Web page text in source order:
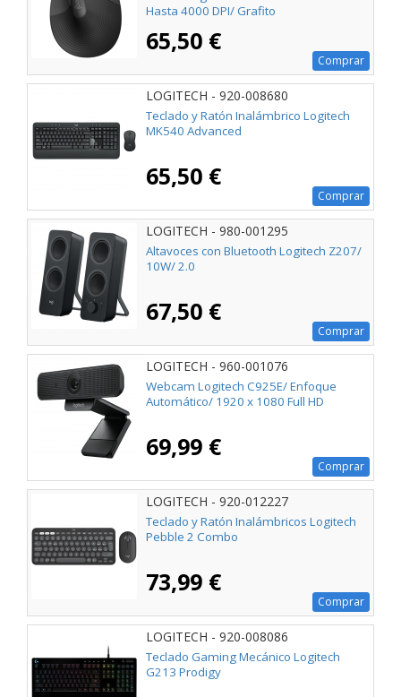
Hasta 4000 DPI/ Grafito
65,50 €
Comprar
LOGITECH - 920-008680
Teclado y Ratón Inalámbrico Logitech
MK540 Advanced
65,50 €
Comprar
LOGITECH - 980-001295
Altavoces con Bluetooth Logitech Z207/
10W/ 2.0
67,50 €
Comprar
LOGITECH - 960-001076
Webcam Logitech C925E/ Enfoque
Automático/ 1920 x 1080 Full HD
69,99 €
Comprar
LOGITECH - 920-012227
Teclado y Ratón Inalámbricos Logitech
Pebble 2 Combo
73,99 €
Comprar
LOGITECH - 920-008086
Teclado Gaming Mecánico Logitech
G213 Prodigy